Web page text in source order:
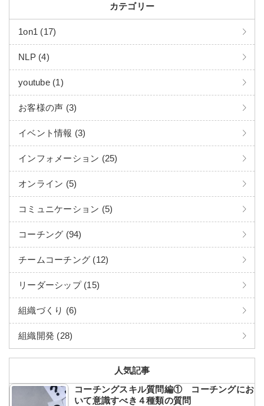
カテゴリー
1on1 (17)
NLP (4)
youtube (1)
お客様の声 (3)
イベント情報 (3)
インフォメーション (25)
オンライン (5)
コミュニケーション (5)
コーチング (94)
チームコーチング (12)
リーダーシップ (15)
組織づくり (6)
組織開発 (28)
人気記事
コーチングスキル質問編① コーチングにお
いて意識すべき４種類の質問